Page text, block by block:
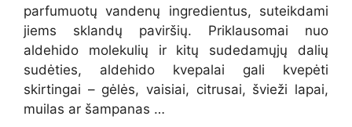
parfumuotų vandenų ingredientus, suteikdami
jiems sklandų paviršių. Priklausomai nuo
aldehido molekulių ir kitų sudedamųjų dalių
sudėties, aldehido kvepalai gali kvepėti
skirtingai – gėlės, vaisiai, citrusai, švieži lapai,
muilas ar šampanas …